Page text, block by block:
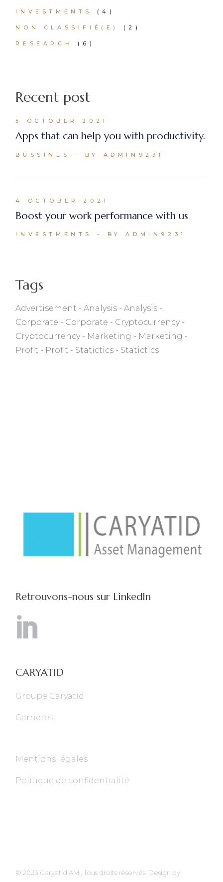
INVESTMENTS (4)
NON CLASSIFIÉ(E) (2)
RESEARCH (6)
Recent post
5 OCTOBER 2021
Apps that can help you with productivity.
BUSSINES BY ADMIN9231
4 OCTOBER 2021
Boost your work performance with us
INVESTMENTS BY ADMIN9231
Tags
Advertisement Analysis
Analysis
Corporate
Corporate
Cryptocurrency
Cryptocurrency
Marketing
Marketing
Profit
Profit Statictics Statictics
Retrouvons-nous sur LinkedIn
CARYATID
Groupe Caryatid
Carrières
Mentions légales
Politique de confidentialité
© 2023 Caryatid AM , Tous droits réservés, Design by